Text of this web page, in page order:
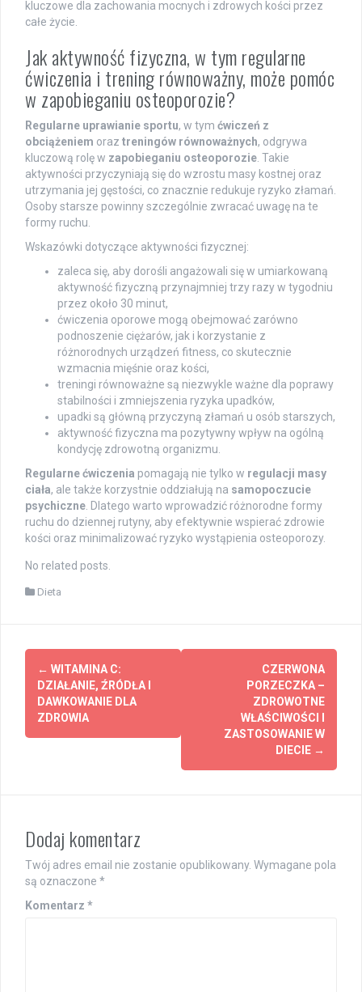
kluczowe dla zachowania mocnych i zdrowych kości przez
całe życie.
Jak aktywność fizyczna, w tym regularne
ćwiczenia i trening równoważny, może pomóc
w zapobieganiu osteoporozie?
Regularne uprawianie sportu, w tym ćwiczeń z
obciążeniem oraz treningów równoważnych, odgrywa
kluczową rolę w zapobieganiu osteoporozie . Takie
aktywności przyczyniają się do wzrostu masy kostnej oraz
utrzymania jej gęstości, co znacznie redukuje ryzyko złamań.
Osoby starsze powinny szczególnie zwracać uwagę na te
formy ruchu.
Wskazówki dotyczące aktywności fizycznej:
zaleca się, aby dorośli angażowali się w umiarkowaną
aktywność fizyczną przynajmniej trzy razy w tygodniu
przez około 30 minut,
ćwiczenia oporowe mogą obejmować zarówno
podnoszenie ciężarów, jak i korzystanie z
różnorodnych urządzeń fitness, co skutecznie
wzmacnia mięśnie oraz kości,
treningi równoważne są niezwykle ważne dla poprawy
stabilności i zmniejszenia ryzyka upadków,
upadki są główną przyczyną złamań u osób starszych,
aktywność fizyczna ma pozytywny wpływ na ogólną
kondycję zdrowotną organizmu.
Regularne ćwiczenia pomagają nie tylko w regulacji masy
ciała, ale także korzystnie oddziałują na samopoczucie
psychiczne . Dlatego warto wprowadzić różnorodne formy
ruchu do dziennej rutyny, aby efektywnie wspierać zdrowie
kości oraz minimalizować ryzyko wystąpienia osteoporozy.
No related posts.
Dieta
Post
navigation
← WITAMINA C:
DZIAŁANIE, ŹRÓDŁA I
DAWKOWANIE DLA
ZDROWIA
CZERWONA
PORZECZKA –
ZDROWOTNE
WŁAŚCIWOŚCI I
ZASTOSOWANIE W
DIECIE →
Dodaj komentarz
Twój adres email nie zostanie opublikowany. Wymagane pola
są oznaczone *
Komentarz *